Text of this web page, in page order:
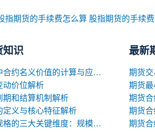
指期货的手续费怎么算 股指期货的手续
知识
期货交易中合约名义价值的计算与应用解析
动价位解析
期和结算机制解析
定义与核心特征解析
期货合约规格的三大关键维度：规模、交割与标准化
最新
期货
期货
期货